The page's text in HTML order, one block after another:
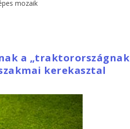
mozaik
a „traktorországnak
kerekasztal